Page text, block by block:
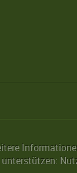
unterstützen: